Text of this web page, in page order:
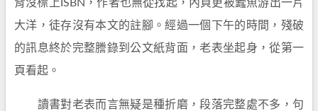
背沒標上ISBN，作者也無從找起，內頁更被蠹魚游出一片
大洋，徒存沒有本文的註腳。經過一個下午的時間，殘破
的訊息終於完整謄錄到公文紙背面，老表坐起身，從第一
頁看起。
讀書對老表而言無疑是種折磨，段落完整處不多，句